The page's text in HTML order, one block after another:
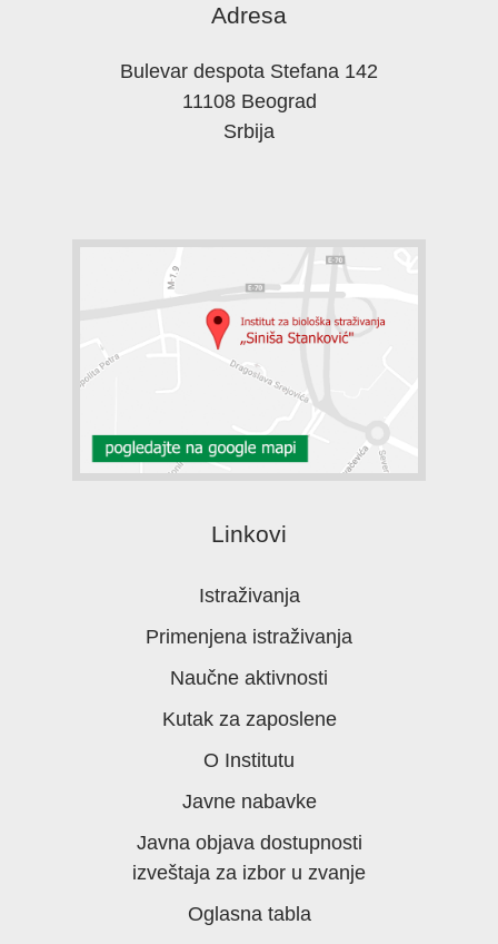
Adresa
Bulevar despota Stefana 142
11108 Beograd
Srbija
Linkovi
Istraživanja
Primenjena istraživanja
Naučne aktivnosti
Kutak za zaposlene
O Institutu
Javne nabavke
Javna objava dostupnosti
izveštaja za izbor u zvanje
Oglasna tabla